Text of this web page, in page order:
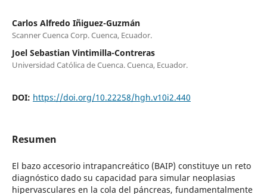
Carlos Alfredo Iñiguez-Guzmán
Scanner Cuenca Corp. Cuenca, Ecuador.
Joel Sebastian Vintimilla-Contreras
Universidad Católica de Cuenca. Cuenca, Ecuador.
DOI: https://doi.org/10.22258/hgh.v10i2.440
Resumen
El bazo accesorio intrapancreático (BAIP) constituye un reto
diagnóstico dado su capacidad para simular neoplasias
hipervasculares en la cola del páncreas, fundamentalmente